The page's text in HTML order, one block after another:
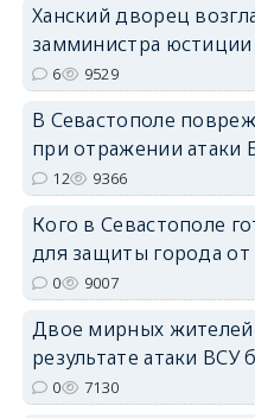
Ханский дворец
замминистра
6 9529
В Севастополе
при отражении атаки
12 9366
Кого в Севастополе
для защиты города
0 9007
Двое мирных
результате атаки ВСУ
0 7130